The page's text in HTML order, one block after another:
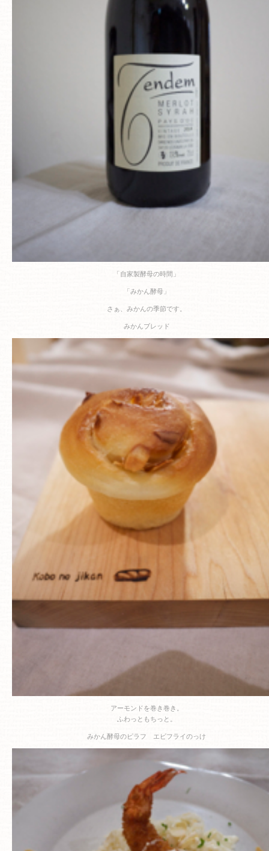
「自家製酵母の時間」
「みかん酵母」
さぁ、みかんの季節です。
みかんブレッド
アーモンドを巻き巻き。
ふわっともちっと。
みかん酵母のピラフ エビフライのっけ